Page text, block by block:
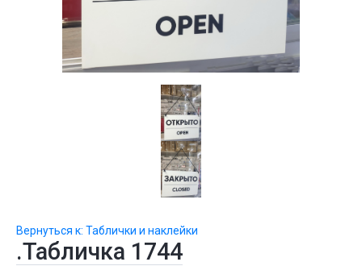
Вернуться к: Таблички и наклейки
.Табличка 1744